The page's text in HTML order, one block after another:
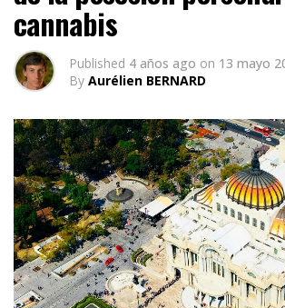
cannabis
Published 4 años ago on 13 mayo
By Aurélien BERNARD